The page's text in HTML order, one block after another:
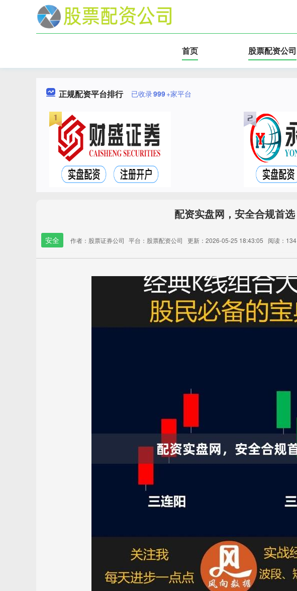
首页 股票配资公司
正规配资平台排行 已收录999+家平台
配资实盘网，安全合规首选
安全 作者：股票证券公司 平台：股票配资公司 更新：2026-05-25 18:43:05 阅读：134